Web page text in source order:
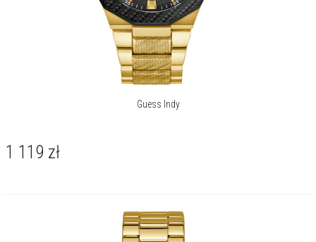
Guess Indy
1 119 zł